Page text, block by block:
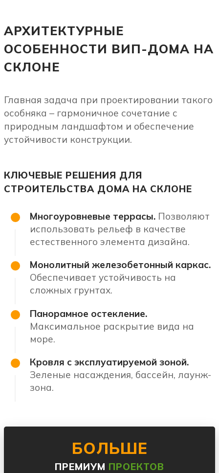
АРХИТЕКТУРНЫЕ
ОСОБЕННОСТИ ВИП-ДОМА НА
СКЛОНЕ
Главная задача при проектировании такого
особняка – гармоничное сочетание с
природным ландшафтом и обеспечение
устойчивости конструкции.
КЛЮЧЕВЫЕ РЕШЕНИЯ ДЛЯ
СТРОИТЕЛЬСТВА ДОМА НА СКЛОНЕ
Многоуровневые террасы.Позволяют
использовать рельеф в качестве
естественного элемента дизайна.
Монолитный железобетонный каркас.
Обеспечивает устойчивость на
сложных грунтах.
Панорамное остекление.
Максимальное раскрытие вида на
море.
Кровля с эксплуатируемой зоной.
Зеленые насаждения, бассейн, лаунж-
зона.
БОЛЬШЕ
ПРЕМИУМ ПРОЕКТОВ